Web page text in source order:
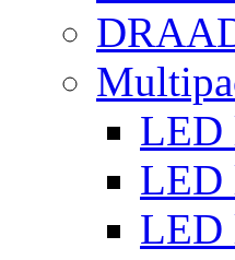
LED
LED
LED